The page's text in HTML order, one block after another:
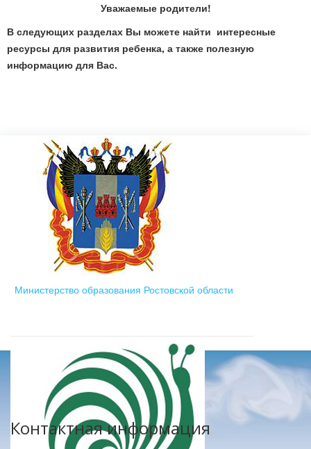
Уважаемые родители!
В следующих разделах Вы можете найти интересные
ресурсы для развития ребенка, а также полезную
информацию для Вас.
Министерство образования Ростовской области
Контактная информация